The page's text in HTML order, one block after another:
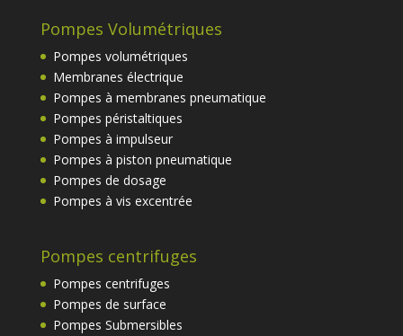
Pompes Volumétriques
Pompes volumétriques
Membranes électrique
Pompes à membranes pneumatique
Pompes péristaltiques
Pompes à impulseur
Pompes à piston pneumatique
Pompes de dosage
Pompes à vis excentrée
Pompes centrifuges
Pompes centrifuges
Pompes de surface
Pompes Submersibles